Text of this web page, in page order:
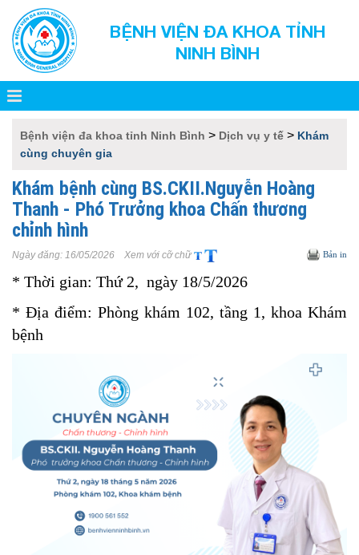
BỆNH VIỆN ĐA KHOA TỈNH
NINH BÌNH
Bệnh viện đa khoa tỉnh Ninh Bình > Dịch vụ y tế > Khám
cùng chuyên gia
Khám bệnh cùng BS.CKII.Nguyễn Hoàng
Thanh - Phó Trưởng khoa Chấn thương
chỉnh hình
Ngày đăng: 16/05/2026 Xem với cỡ chữ Bản in
* Thời gian: Thứ 2, ngày 18/5/2026
* Địa điểm: Phòng khám 102, tầng 1, khoa Khám
bệnh